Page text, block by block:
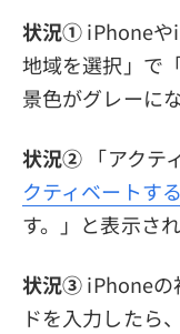
状況①iPhoneや
地域を選択」で
景色がグレーに
状況② 「アクテ
クティベートする
す。」と表示さ
状況③iPhoneの
ドを入力したら